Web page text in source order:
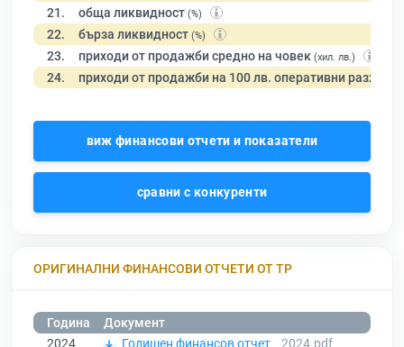
21. обща ликвидност (%)
22. бърза ликвидност (%)
23. приходи от продажби средно на човек (хил. лв.)
24. приходи от продажби на 100 лв. оперативни разходи
виж финансови отчети и показатели
сравни с конкуренти
ОРИГИНАЛНИ ФИНАНСОВИ ОТЧЕТИ ОТ ТР
Година
Документ
2024
Годишен финансов отчет
2024.pdf